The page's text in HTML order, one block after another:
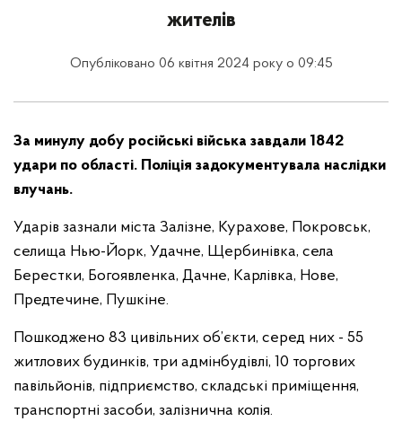
жителів
Опубліковано 06 квітня 2024 року о 09:45
За минулу добу російські війська завдали 1842
удари по області. Поліція задокументувала наслідки
влучань.
Ударів зазнали міста Залізне, Курахове, Покровськ,
селища Нью-Йорк, Удачне, Щербинівка, села
Берестки, Богоявленка, Дачне, Карлівка, Нове,
Предтечине, Пушкіне.
Пошкоджено 83 цивільних об’єкти, серед них - 55
житлових будинків, три адмінбудівлі, 10 торгових
павільйонів, підприємство, складські приміщення,
транспортні засоби, залізнична колія.